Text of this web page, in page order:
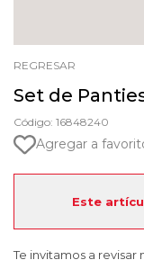
REGRESAR
Set de
Código: 16848240
Agregar a
Este
Te invitamos a revisar